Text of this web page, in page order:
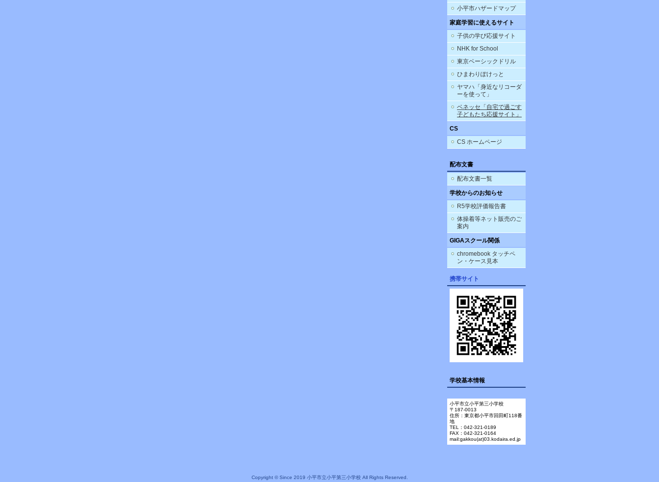
小平市ハザードマップ
家庭学習に使えるサイト
子供の学び応援サイト
NHK for School
東京ベーシックドリル
ひまわりぽけっと
ヤマハ「身近なリコーダ
ーを使って」
ベネッセ「自宅で過ごす
子どもたち応援サイト」
CS
CS ホームページ
配布文書
配布文書一覧
学校からのお知らせ
R5学校評価報告書
体操着等ネット販売のご
案内
GIGAスクール関係
chromebook タッチペ
ン・ケース見本
携帯サイト
学校基本情報
小平市立小平第三小学校
〒187-0013
住所：東京都小平市回田町118番
地
TEL：042-321-0189
FAX：042-321-0164
mail:gakkou(at)03.kodaira.ed.jp
Copyright © Since 2019 小平市立小平第三小学校 All Rights Reserved.